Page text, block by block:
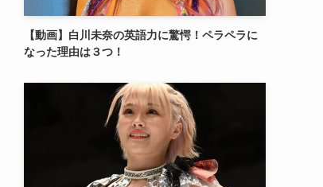
【動画】白川未奈の英語力に驚愕！ペラペラに
なった理由は３つ！